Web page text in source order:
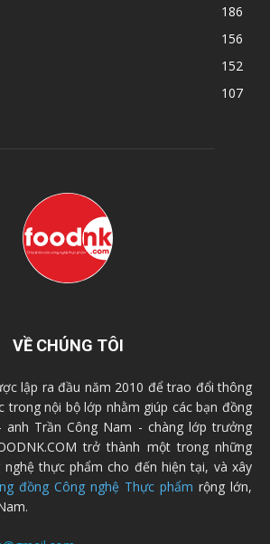
186
156
152
107
VỀ CHÚNG TÔI
lập ra đầu năm 2010 để trao đổi thông
trong nội bộ lớp nhằm giúp các bạn đồng
Trần Công Nam - chàng lớp trưởng
trở thành một trong những
thực phẩm cho đến hiện tại, và xây
đồng Công nghệ Thực phẩm rộng lớn,